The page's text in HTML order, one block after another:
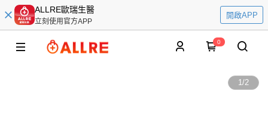
ALLRE歐瑞生醫
立刻使用官方APP
開啟APP
0
1/2